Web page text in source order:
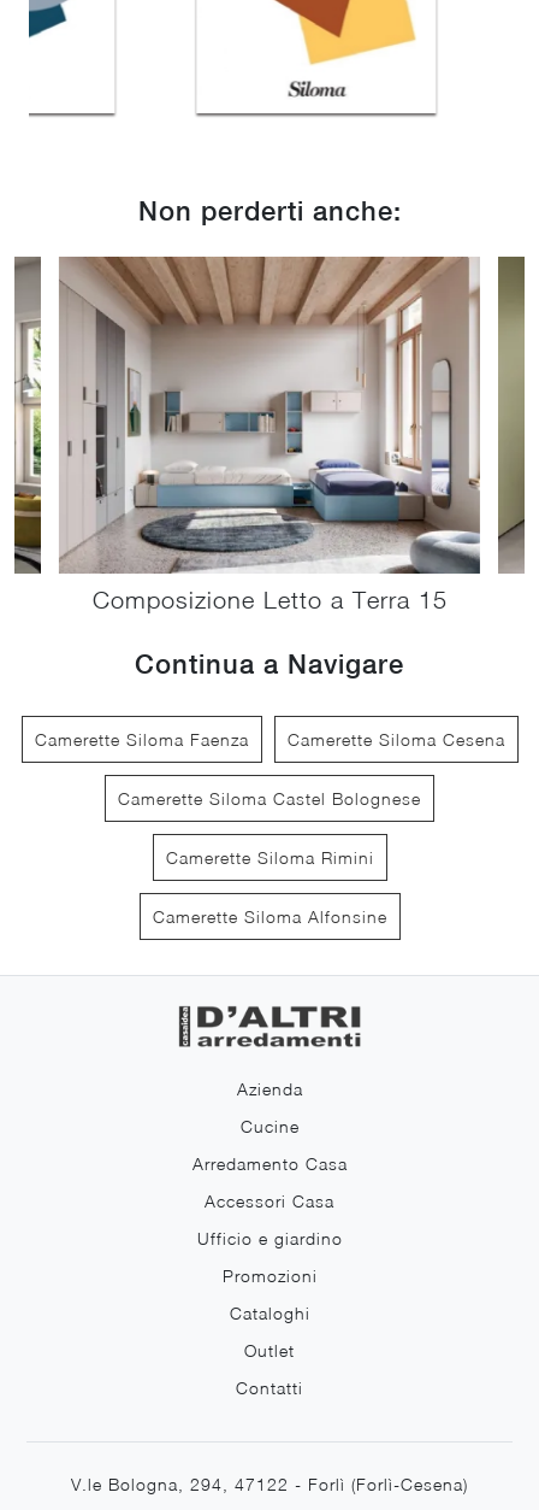
Non perderti anche:
Composizione Letto a Terra 15
Continua a Navigare
Camerette Siloma Faenza Camerette Siloma Cesena
Camerette Siloma Castel Bolognese
Camerette Siloma Rimini
Camerette Siloma Alfonsine
Azienda
Cucine
Arredamento Casa
Accessori Casa
Ufficio e giardino
Promozioni
Cataloghi
Outlet
Contatti
V.le Bologna, 294, 47122 - Forlì (Forlì-Cesena)